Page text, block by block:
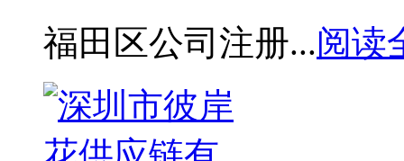
福田区公司注册...阅读